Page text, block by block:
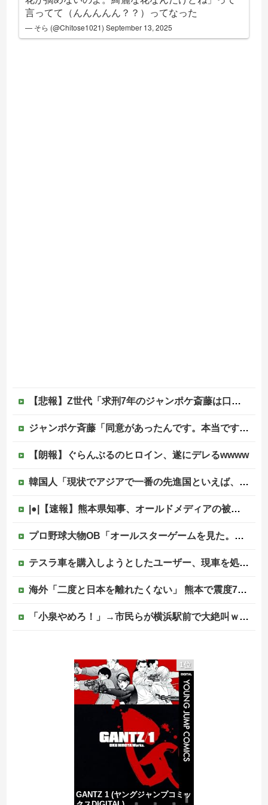
言ってて（んんんんん？？）ってなった
— そら (@Chitose1021)September 13, 2025
【悲報】Z世代「求刑7年のジャンポケ斎藤は口封じに被害者殺した方が量刑軽かっただろ」←1万いいね
ジャンポケ斉藤「同意があったんです。本当です。信じて下さい」 ←何でこの主張が通らないの？
【朗報】ぐらんぶるのヒロイン、遂にデレるwwww
韓国人「現状でアジアで一番の先進国といえば、どの国になるんだ？やはり日本という認識なのだろうか？」
|●|【速報】熊本県知事、オールドメディアの被災者、遺族への取材に怒り「極めて強い不満、苦情が寄せられた」
プロ野球大物OB「オールスターゲームを見た。怒りを通り越して、あきれ果てた」他
テスラ車を購入しようとしたユーザー、現車を処分して代金を支払い、平日の納車日に予定を合わせた結果……
海外「二度と日本を離れたくない」 熊本で震度7を体験したドイツ人が語る日本の強さに感動の声
「小泉やめろ！」→市民らが横浜駅前で大絶叫ｗｗｗｗｗｗｗｗ
【画像】はいだしょうこ（47）「こんなオバサンでいいの…？」
【速報】外人の医療費未払いが多すぎたので病院が外人の治療を断るようになってしまう
【移民政策反対】イオンの売り場で唐揚げを食う中国人の子供
1位
GANTZ 1 (ヤングジャンプコミッ